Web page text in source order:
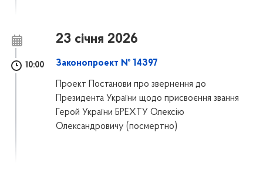
23 січня 2026
10:00 Законопроект № 14397
Проект Постанови про звернення до
Президента України щодо присвоєння звання
Герой України БРЕХТУ Олексію
Олександровичу (посмертно)